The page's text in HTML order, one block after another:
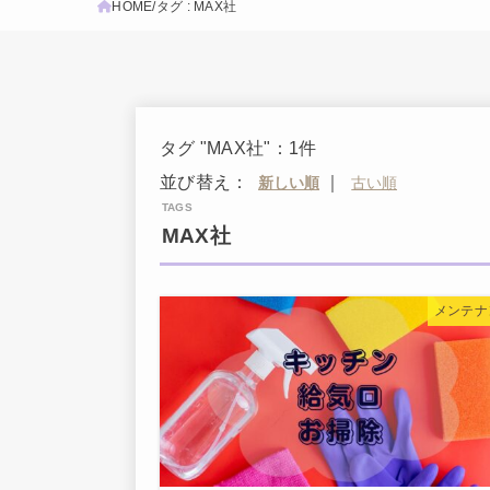
HOME タグ : MAX社
タグ "MAX社"：1件
並び替え：
｜
MAX社
メンテ